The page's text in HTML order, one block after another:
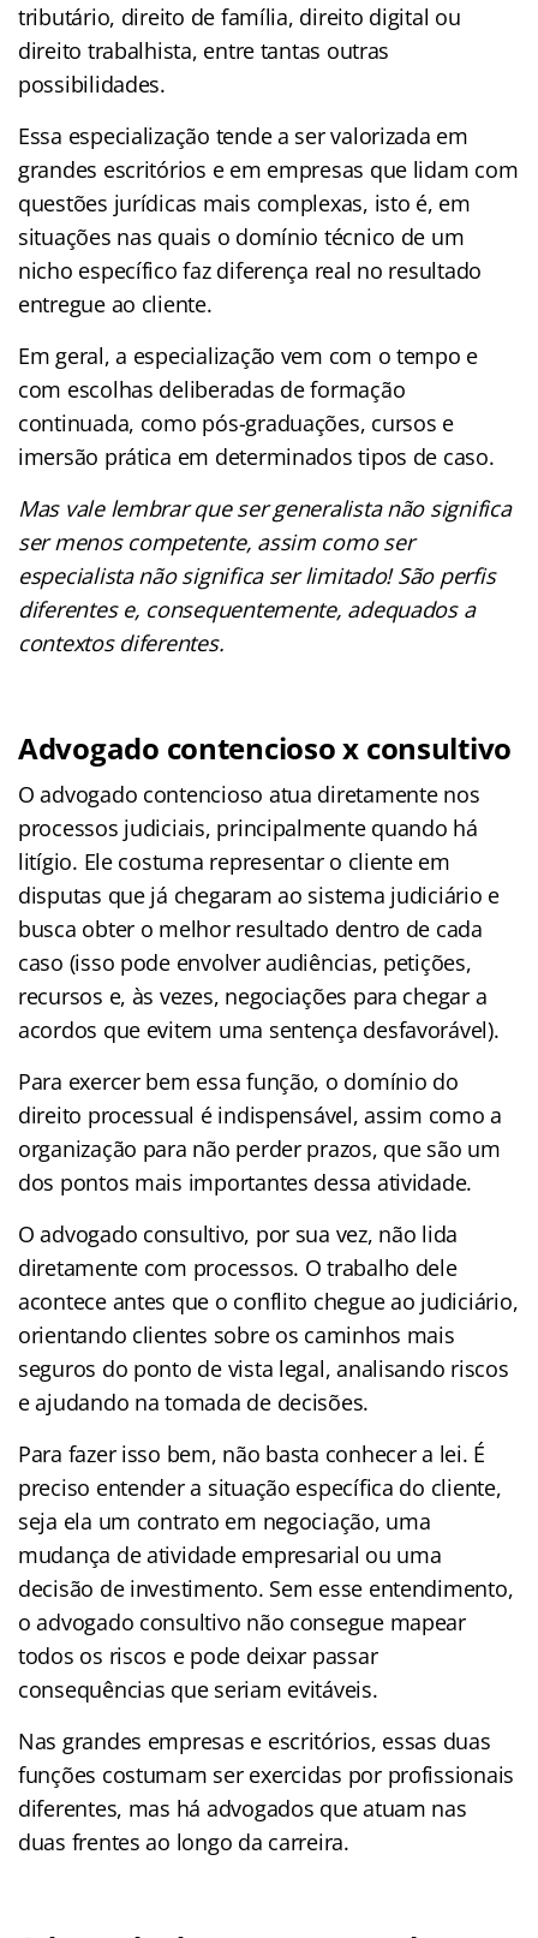
tributário, direito de família, direito digital ou
direito trabalhista, entre tantas outras
possibilidades.
Essa especialização tende a ser valorizada em
grandes escritórios e em empresas que lidam com
questões jurídicas mais complexas, isto é, em
situações nas quais o domínio técnico de um
nicho específico faz diferença real no resultado
entregue ao cliente.
Em geral, a especialização vem com o tempo e
com escolhas deliberadas de formação
continuada, como pós-graduações, cursos e
imersão prática em determinados tipos de caso.
Mas vale lembrar que ser generalista não significa
ser menos competente, assim como ser
especialista não significa ser limitado! São perfis
diferentes e, consequentemente, adequados a
contextos diferentes.
Advogado contencioso x consultivo
O advogado contencioso atua diretamente nos
processos judiciais, principalmente quando há
litígio. Ele costuma representar o cliente em
disputas que já chegaram ao sistema judiciário e
busca obter o melhor resultado dentro de cada
caso (isso pode envolver audiências, petições,
recursos e, às vezes, negociações para chegar a
acordos que evitem uma sentença desfavorável).
Para exercer bem essa função, o domínio do
direito processual é indispensável, assim como a
organização para não perder prazos, que são um
dos pontos mais importantes dessa atividade.
O advogado consultivo, por sua vez, não lida
diretamente com processos. O trabalho dele
acontece antes que o conflito chegue ao judiciário,
orientando clientes sobre os caminhos mais
seguros do ponto de vista legal, analisando riscos
e ajudando na tomada de decisões.
Para fazer isso bem, não basta conhecer a lei. É
preciso entender a situação específica do cliente,
seja ela um contrato em negociação, uma
mudança de atividade empresarial ou uma
decisão de investimento. Sem esse entendimento,
o advogado consultivo não consegue mapear
todos os riscos e pode deixar passar
consequências que seriam evitáveis.
Nas grandes empresas e escritórios, essas duas
funções costumam ser exercidas por profissionais
diferentes, mas há advogados que atuam nas
duas frentes ao longo da carreira.